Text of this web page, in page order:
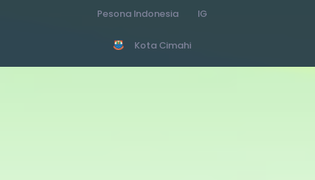
Kota Cimahi
Pesona Indonesia IG